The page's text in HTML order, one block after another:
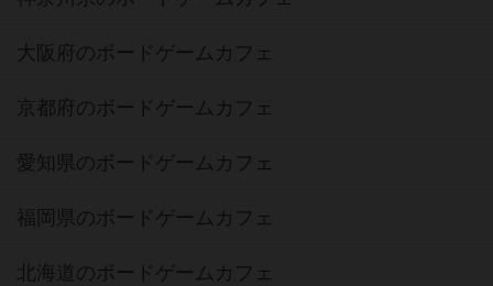
大阪府のボードゲームカフェ
京都府のボードゲームカフェ
愛知県のボードゲームカフェ
福岡県のボードゲームカフェ
北海道のボードゲームカフェ